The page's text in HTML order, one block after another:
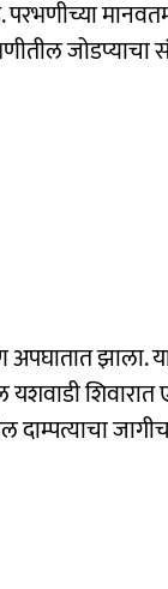
जोडप्याचा
अपघातात झाला.
यशवाडी शिवारात